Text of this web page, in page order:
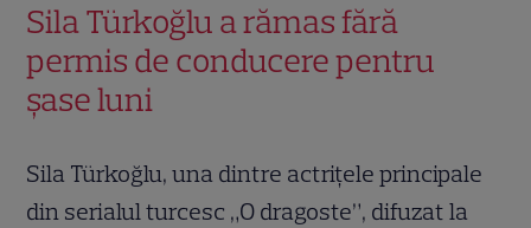
Sila Türkoğlu a rămas fără
permis de conducere pentru
șase luni
Sila Türkoğlu, una dintre actrițele principale
din serialul turcesc „O dragoste”, difuzat la